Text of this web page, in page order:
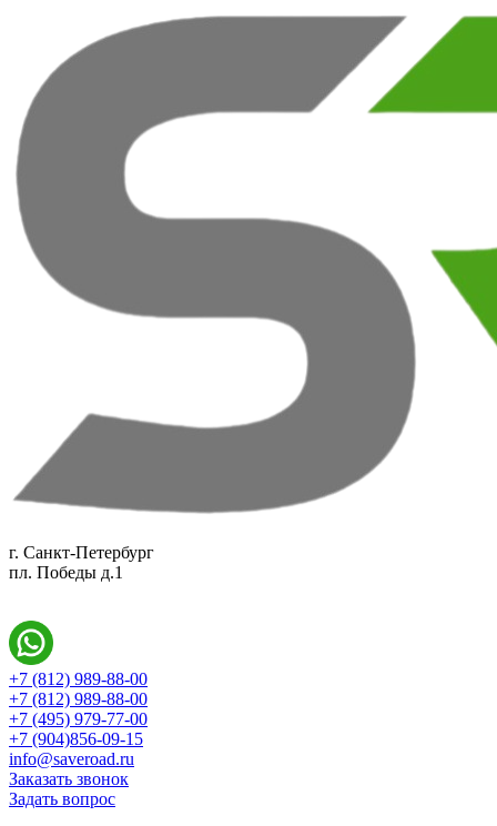
г. Санкт-Петербург
пл. Победы д.1
+7 (812) 989-88-00
+7 (812) 989-88-00
+7 (495) 979-77-00
+7 (904)856-09-15
info@saveroad.ru
Заказать звонок
Задать вопрос